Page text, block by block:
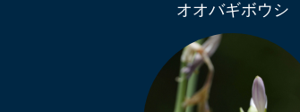
オオバギボウシ